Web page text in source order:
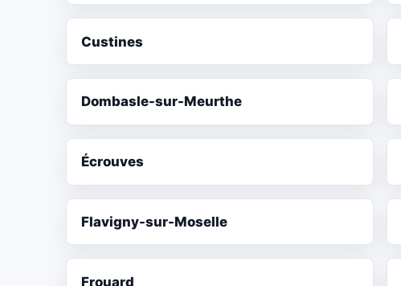
Custines
Dombasle-sur-Meurthe
Écrouves
Flavigny-sur-Moselle
Frouard